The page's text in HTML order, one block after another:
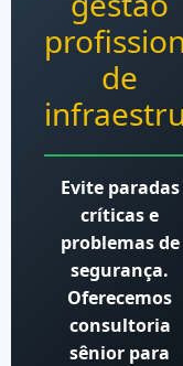
de
Evite paradas
críticas e
problemas de
segurança.
Oferecemos
consultoria
sênior para